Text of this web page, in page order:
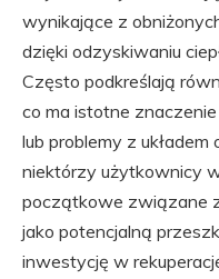
wynikające z
dzięki odzyskiwaniu
Często podkreślają
co ma istotne
lub problemy z
niektórzy użytkownicy
początkowe związane
jako potencjalną
inwestycję w